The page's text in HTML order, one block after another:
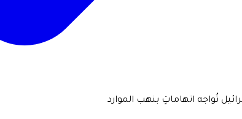
تُواجه اتهاماتٍ بنهب الموارد